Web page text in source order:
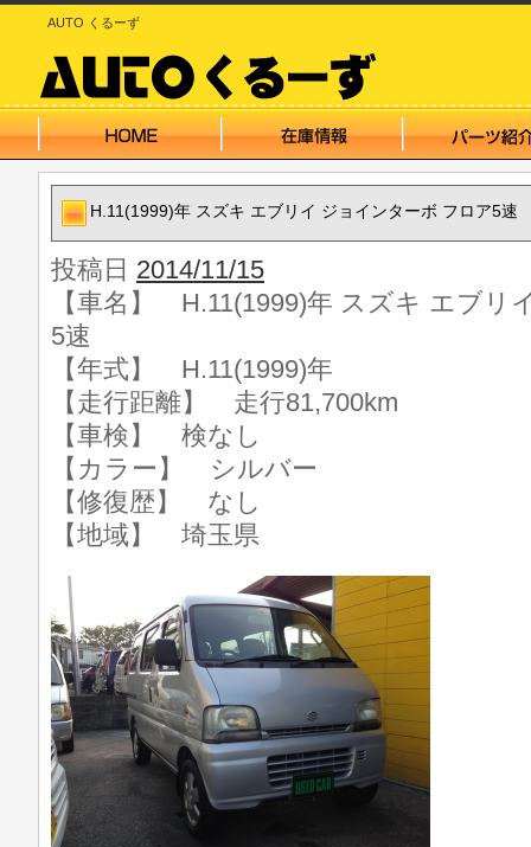
AUTO くるーず
H.11(1999)年 スズキ エブリイ ジョインターボ フロア5速
投稿日 2014/11/15
【車名】 H.11(1999)年 スズキ エブリ
5速
【年式】 H.11(1999)年
【走行距離】 走行81,700km
【車検】 検なし
【カラー】 シルバー
【修復歴】 なし
【地域】 埼玉県